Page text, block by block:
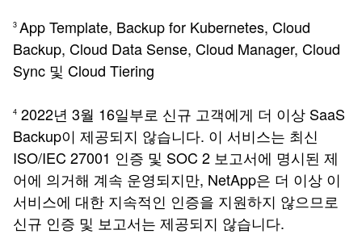
3 App Template, Backup for Kubernetes, Cloud
Backup, Cloud Data Sense, Cloud Manager, Cloud
Sync 및 Cloud Tiering
4 2022년 3월 16일부로 신규 고객에게 더 이상 SaaS
Backup이 제공되지 않습니다. 이 서비스는 최신
ISO/IEC 27001 인증 및 SOC 2 보고서에 명시된 제
어에 의거해 계속 운영되지만, NetApp은 더 이상 이
서비스에 대한 지속적인 인증을 지원하지 않으므로
신규 인증 및 보고서는 제공되지 않습니다.